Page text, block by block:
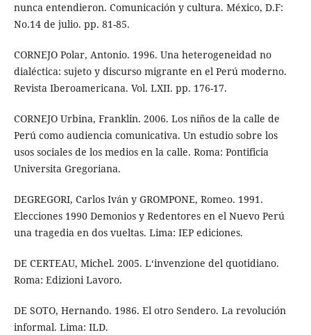
nunca entendieron. Comunicación y cultura. México, D.F:
No.14 de julio. pp. 81-85.
CORNEJO Polar, Antonio. 1996. Una heterogeneidad no
dialéctica: sujeto y discurso migrante en el Perú moderno.
Revista Iberoamericana. Vol. LXII. pp. 176-17.
CORNEJO Urbina, Franklin. 2006. Los niños de la calle de
Perú como audiencia comunicativa. Un estudio sobre los
usos sociales de los medios en la calle. Roma: Pontificia
Universita Gregoriana.
DEGREGORI, Carlos Iván y GROMPONE, Romeo. 1991.
Elecciones 1990 Demonios y Redentores en el Nuevo Perú
una tragedia en dos vueltas. Lima: IEP ediciones.
DE CERTEAU, Michel. 2005. L‘invenzione del quotidiano.
Roma: Edizioni Lavoro.
DE SOTO, Hernando. 1986. El otro Sendero. La revolución
informal. Lima: ILD.